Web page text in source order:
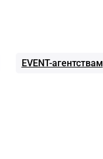
EVENT-агентствам